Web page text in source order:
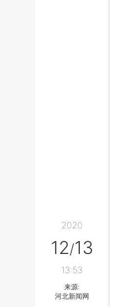
2020
12/13
13:53
来源:
河北新闻网